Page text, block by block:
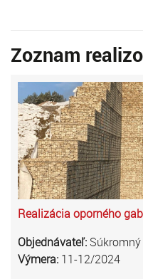
Zoznam
Realizácia oporného
Objednávateľ:
Výmera: 11-12/2024